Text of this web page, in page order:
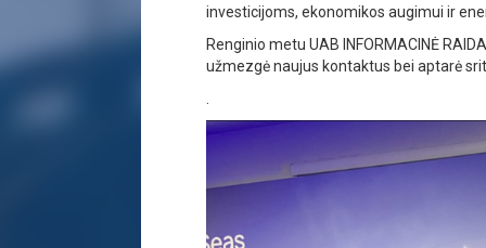
investicijoms, ekonomikos augimui ir
Renginio metu UAB INFORMACINĖ
užmezgė naujus kontaktus bei aptarė